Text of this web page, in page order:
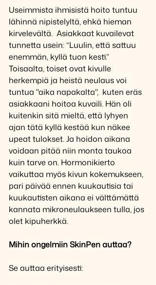
Useimmista ihmisistä hoito tuntuu
lähinnä nipistelyltä, ehkä hieman
kirvelevältä.  Asiakkaat kuvailevat
tunnetta usein: “Luulin, että sattuu
enemmän, kyllä tuon kesti.”
Toisaalta, toiset ovat kivulle
herkempiä ja heistä neulaus voi
tuntua "aika napakalta",  kuten eräs
asiakkaani hoitoa kuvaili. Hän oli
kuitenkin sitä mieltä, että lyhyen
ajan tätä kyllä kestää kun näkee
upeat tulokset. Ja hoidon aikana
voidaan pitää niin monta taukoa
kuin tarve on. Hormonikierto
vaikuttaa myös kivun kokemukseen,
pari päivää ennen kuukautisia tai
kuukautisten aikana ei välttämättä
kannata mikroneulaukseen tulla, jos
olet kipuherkkä.
Mihin ongelmiin SkinPen auttaa?
Se auttaa erityisesti: